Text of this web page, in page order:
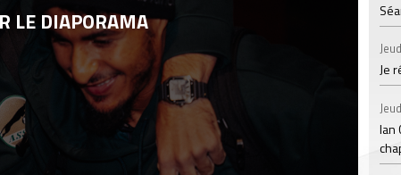
LE DIAPORAMA
Je
Ian